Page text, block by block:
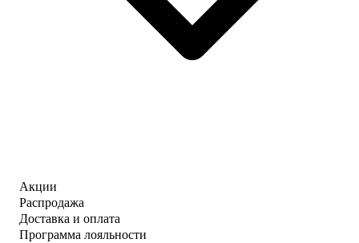
Акции
Распродажа
Доставка и оплата
Программа лояльности